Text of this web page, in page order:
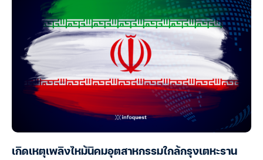
เกิดเหตุเพลิงไหม้นิคมอุตสาหกรรมใกล้กรุงเตหะราน